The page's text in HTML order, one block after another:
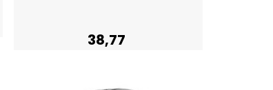
38,77